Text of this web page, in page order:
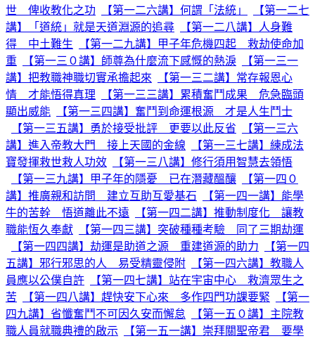
世 俾收教化之功
【第一二六講】何謂「法統」
【第一二七
講】「道統」就是天道淵源的追尋
【第一二八講】人身難
得 中土難生
【第一二九講】甲子年危機四起 救劫使命加
重
【第一三０講】師尊為什麼流下感慨的熱淚
【第一三一
講】把教職神職切實承擔起來
【第一三二講】常存報恩心
情 才能悟得真理
【第一三三講】累積奮鬥成果 危急臨頭
顯出威能
【第一三四講】奮鬥到命運根源 才是人生鬥士
【第一三五講】勇於接受批評 更要以此反省
【第一三六
講】進入帝教大門 接上天國的金線
【第一三七講】練成法
寶發揮救世救人功效
【第一三八講】修行須用智慧去領悟
【第一三九講】甲子年的隱憂 已在潛藏醞釀
【第一四０
講】推廣親和訪問 建立互助互愛基石
【第一四一講】能學
牛的苦幹 悟道離此不遠
【第一四二講】推動制度化 讓教
職能恆久奉獻
【第一四三講】突破種種考驗 同了三期劫運
【第一四四講】劫運是助道之源 重建道源的助力
【第一四
五講】邪行邪思的人 易受精靈侵附
【第一四六講】教職人
員應以公僕自許
【第一四七講】站在宇宙中心 救濟眾生之
苦
【第一四八講】趕快安下心來 多作四門功課要緊
【第一
四九講】省懺奮鬥不可因久安而懈怠
【第一五０講】主院教
職人員就職典禮的啟示
【第一五一講】崇拜關聖帝君 要學